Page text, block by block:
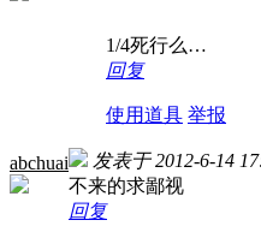
1/4死行么…
回复
使用道具 举报
abchuai 发表于 2012-6-14
不来的求鄙视
回复